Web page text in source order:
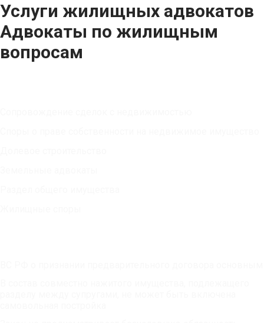
Услуги жилищных адвокатов
Адвокаты по жилищным
вопросам